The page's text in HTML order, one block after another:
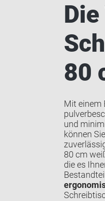
80
Mit einem
und
können
80 cm
die es